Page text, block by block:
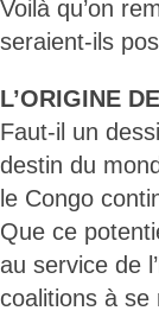
Voilà qu’on
seraient-ils
L’ORIGINE
Faut-il un
destin du
le Congo
Que ce
au service de
coalitions à se